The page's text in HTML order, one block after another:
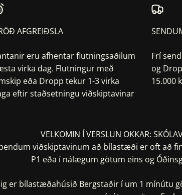
AFGREIÐSLA
eru afhentar flutningsaðilum
virka dag. Flutningur með
eða Dropp tekur 1-3 virka
eftir staðsetningu viðskiptavinar
Frí
og
15.000
VELKOMIN Í VERSLUN OKKAR:
viðskiptavinum að bílastæði er oft að
P1 eða í nálægum götum eins og
er bílastæðahúsið Bergstaðir í um 1 mínútu